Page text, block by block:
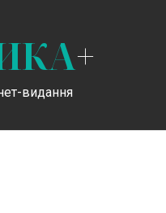
+
видання